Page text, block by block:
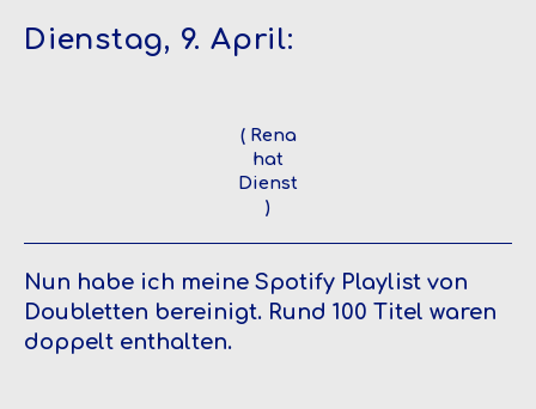
Dienstag, 9. April:
( Rena
hat
Dienst
)
Nun habe ich meine Spotify Playlist von
Doubletten bereinigt. Rund 100 Titel waren
doppelt enthalten.